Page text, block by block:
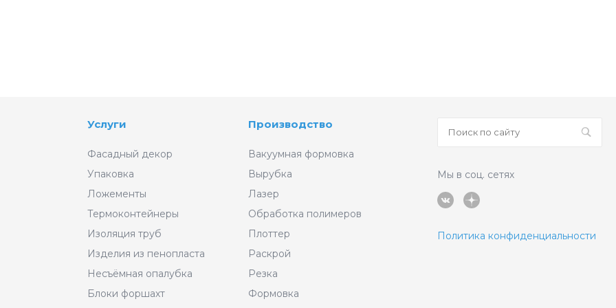
Услуги
Фасадный декор
Упаковка
Ложементы
Термоконтейнеры
Изоляция труб
Изделия из пенопласта
Несъёмная опалубка
Блоки форшахт
Производство
Вакуумная формовка
Вырубка
Лазер
Обработка полимеров
Плоттер
Раскрой
Резка
Формовка
Мы в соц. сетях
Политика конфиденциальности